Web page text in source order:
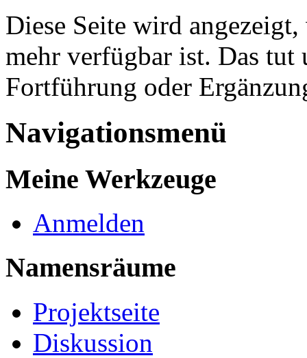
Diese Seite wird
mehr verfügbar ist. Das tut
Fortführung oder
Navigationsmenü
Meine Werkzeuge
Anmelden
Namensräume
Projektseite
Diskussion